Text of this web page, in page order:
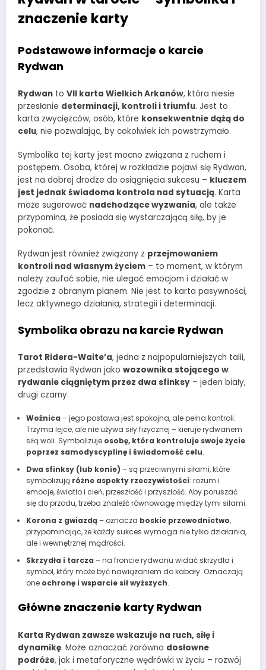
znaczenie karty
Podstawowe informacje o karcie
Rydwan
Rydwan to VII karta Wielkich Arkanów, która niesie
przesłanie determinacji, kontroli i triumfu. Jest to
karta zwycięzców, osób, które konsekwentnie dążą do
celu, nie pozwalając, by cokolwiek ich powstrzymało.
Symbolika tej karty jest mocno związana z ruchem i
postępem. Osoba, której w rozkładzie pojawi się Rydwan,
jest na dobrej drodze do osiągnięcia sukcesu – kluczem
jest jednak świadoma kontrola nad sytuacją. Karta
może sugerować nadchodzące wyzwania, ale także
przypomina, że posiada się wystarczającą siłę, by je
pokonać.
Rydwan jest również związany z przejmowaniem
kontroli nad własnym życiem – to moment, w którym
należy zaufać sobie, nie ulegać emocjom i działać w
zgodzie z obranym planem. Nie jest to karta pasywności,
lecz aktywnego działania, strategii i determinacji.
Symbolika obrazu na karcie Rydwan
Tarot Ridera-Waite’a, jedna z najpopularniejszych talii,
przedstawia Rydwan jako wozownika stojącego w
rydwanie ciągniętym przez dwa sfinksy – jeden biały,
drugi czarny.
Woźnica – jego postawa jest spokojna, ale pełna kontroli.
Trzyma lejce, ale nie używa siły fizycznej – kieruje rydwanem
siłą woli. Symbolizuje osobę, która kontroluje swoje życie
poprzez samodyscyplinę i świadomość celu.
Dwa sfinksy (lub konie) – są przeciwnymi siłami, które
symbolizują różne aspekty rzeczywistości: rozum i
emocje, światło i cień, przeszłość i przyszłość. Aby poruszać
się do przodu, trzeba znaleźć równowagę między tymi siłami.
Korona z gwiazdą– oznacza boskie przewodnictwo,
przypominając, że każdy sukces wymaga nie tylko działania,
ale i wewnętrznej mądrości.
Skrzydła i tarcza – na froncie rydwanu widać skrzydła i
symbol, który może być nawiązaniem do kabały. Oznaczają
one ochronę i wsparcie sił wyższych.
Główne znaczenie karty Rydwan
Karta Rydwan zawsze wskazuje na ruch, siłę i
dynamikę. Może oznaczać zarówno dosłowne
podróże, jak i metaforyczne wędrówki w życiu – rozwój